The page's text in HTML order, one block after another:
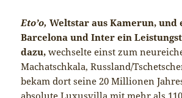
Eto’o,Weltstar aus Kamerun, und
Barcelona und Inter ein
dazu,wechselte einst zum
Machatschkala, Russland/
bekam dort seine 20 Millionen
absolute Luxusvilla mit mehr als